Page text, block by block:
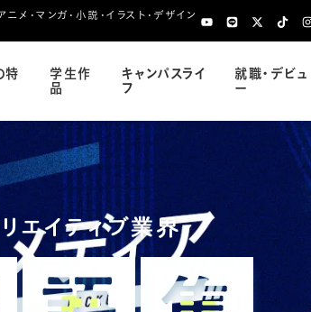
メ・マンガ・小説・イラスト・デザイン
特
学生作
品
キャンパスライ
フ
就職・デビュ
ー